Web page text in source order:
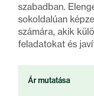
szabadban.
sokoldalúan
számára, akik
feladatokat és
Ár mutatása